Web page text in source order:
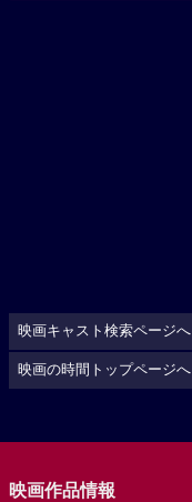
映画キャスト検索ページへ
映画の時間トップページへ
映画作品情報